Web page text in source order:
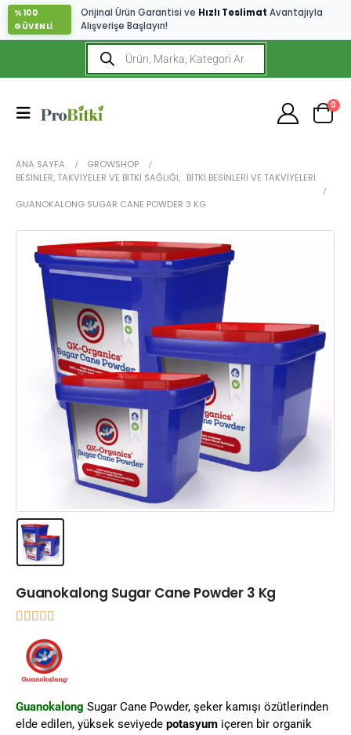
%100
GÜVENLİ
Orijinal Ürün Garantisi ve Hızlı Teslimat Avantajıyla
Alışverişe Başlayın!
0
ANA SAYFA
GROWSHOP
BESINLER, TAKVIYELER VE BITKI SAĞLIĞI, BITKI BESINLERI VE TAKVIYELERI
GUANOKALONG SUGAR CANE POWDER 3 KG
Guanokalong Sugar Cane Powder 3 Kg
Guanokalong Sugar Cane Powder, şeker kamışı özütlerinden
elde edilen, yüksek seviyede potasyum içeren bir organik